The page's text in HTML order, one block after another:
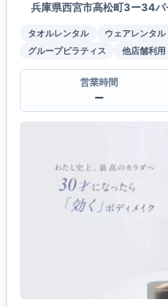
兵庫県西宮市高松町3ー34パ
タオルレンタル ウェアレンタル
グループピラティス
他店舗利用
営業時間
ー